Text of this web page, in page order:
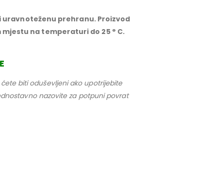
uravnoteženu prehranu. Proizvod
na temperaturi do 25 ° C.
biti oduševljeni ako upotrijebite
nazovite za potpuni povrat